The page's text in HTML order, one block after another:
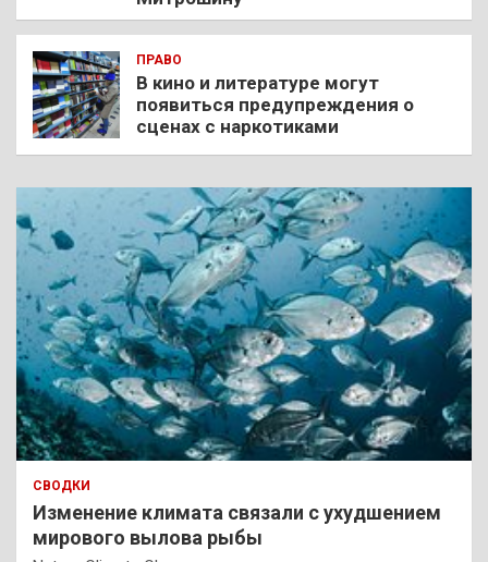
ПРАВО
В кино и литературе могут
появиться предупреждения о
сценах с наркотиками
СВОДКИ
Изменение климата связали с ухудшением
мирового вылова рыбы